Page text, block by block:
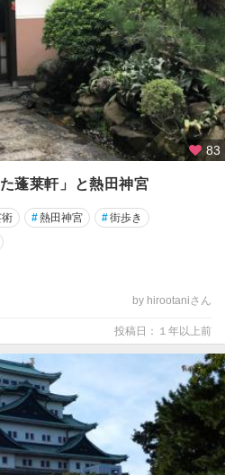
83
蓬莱軒」と熱田神宮
術 #熱田神宮 #街歩き
by hirootaniさん
投稿日：１年以上前